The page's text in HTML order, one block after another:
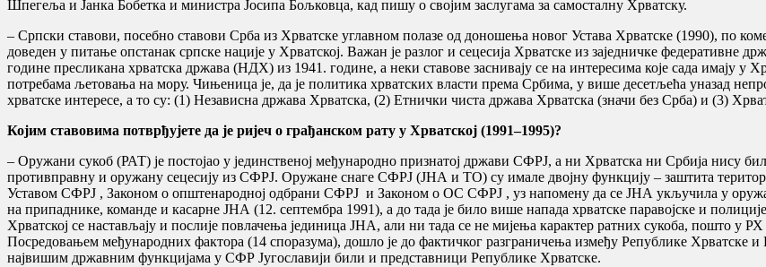
Шпегеља и Јанка Бобетка и министра Јосипа Бољковца, кад пишу о својим заслугама за самосталну Хрватску.
– Српски ставови, посебно ставови Срба из Хрватске углавном полазе од доношења новог Устава Хрватске (1990), по
доведен у питање опстанак српске нације у Хрватској. Важан је разлог и сецесија Хрватске из заједничке федеративне
године пресликана хрватска држава (НДХ) из 1941. године, а неки ставове заснивају се на интересима које сада имају
потребама љетовања на мору. Чињеница је, да је политика хрватских власти према Србима, у више десетљећа уназад
хрватске интересе, а то су: (1) Независна држава Хрватска, (2) Етнички чиста држава Хрватска (значи без Срба) и (3)
Којим ставовима потврђујете да је ријеч о грађанском рату у Хрватској (1991–1995)?
– Оружани сукоб (РАТ) је постојао у јединственој међународно признатој држави СФРЈ, а ни Хрватска ни Србија нису
противправну и оружану сецесију из СФРЈ. Оружане снаге СФРЈ (ЈНА и ТО) су имале двојну функцију – заштита
Уставом СФРЈ , Законом о општенародној одбрани СФРЈ и Законом о ОС СФРЈ , уз напомену да се ЈНА укључила у
на припаднике, команде и касарне ЈНА (12. септембра 1991), а до тада је било више напада хрватске паравојске и
Хрватској се настављају и послије повлачења јединица ЈНА, али ни тада се не мијења карактер ратних сукоба, пошто у
Посредовањем међународних фактора (14 споразума), дошло је до фактичког разграничења између Републике Хрватске
највишим државним функцијама у СФР Југославији били и представници Републике Хрватске.